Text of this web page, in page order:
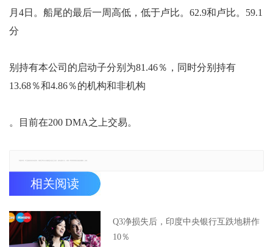
月4日。船尾的最后一周高低，低于卢比。62.9和卢比。59.1
分
别持有本公司的启动子分别为81.46％，同时分别持有
13.68％和4.86％的机构和非机构
。目前在200 DMA之上交易。
相关阅读
Q3净损失后，印度中央银行互跌地耕作
10％